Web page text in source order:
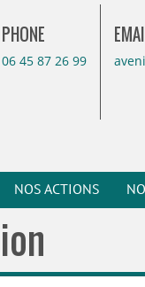
PHONE
06 45 87 26 99
NOS ACTIONS